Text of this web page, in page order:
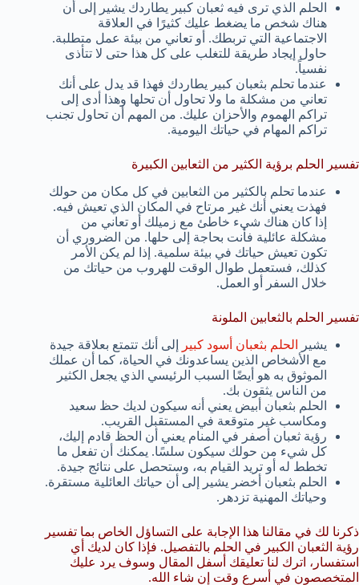
الحلم الذي ترى فيه ثعبان كبير يطاردك يشير إلى أن
هناك شخص ما يضغط عليك كثيرًا في العلاقة
الاجتماعية التي تربطك. أو تعاني من بيئة عمل متطلبة.
حاول إيجاد طريقة للتغلب على كل هذا حتى لا تتأذى
نفسياً.
عندما تحلم بثعبان كبير يطاردك فهذا قد يدل على أنك
تعاني من مشكلة ما ولا تحاول أن تحلها وهذا أدى إلى
تراكم الهموم والأحزان عليك. من المهم أن تحاول تجنب
تراكم المهام في حياتك اليومية.
تفسير الحلم برؤية الكثير من الثعابين الكبيرة
عندما تحلم بالكثير من الثعابين في كل مكان من حولك
فهذت يعني أنك غير مرتاح في المكان الذي تعيش فيه.
إذا كان هناك شيء خاطئ مع زميلك أو تعاني من
مشكلة عائلية فأنت بحاجة إلى حلها. من الضروري أن
تكون تعيش حياتك في بيئة سلمية. إذا لم يكن الأمر
كذلك، فستعمل طوال الوقت للهروب من حياتك من
خلال السفر أو العمل.
تفسير الحلم بالثعابين الملونة
يشير
الحلم بثعبان أسود كبير
إلى أنك تتمتع بعلاقة جيدة
مع الأشخاص الذين يساعدونك في الحياة، كما أن عملك
الموثوق به هو أيضًا السبب الرئيسي الذي يجعل الكثير
من الناس يثقون بك.
الحلم بثعبان أبيض يعني أنه سيكون لديك حظ سعيد
ومكاسب غير متوقعة في المستقبل القريب.
رؤية ثعبان أصفر في المنام يعني أن الحظ قادم إليك،
كل شيء من حولك سيكون سلسًا. يمكنك أن تفعل ما
تخطط له أو تريد القيام به، وستحصل على نتائج جيدة.
الحلم بثعبان أخضر يشير إلى أن حياتك العائلية مستقرة.
وحياتك المهنية تزدهر.
ذكرنا لك في مقالنا هذا الإجابة على التساؤل الخاص بما تفسير
رؤية الثعبان الكبير في الحلم بالتفصيل. فإذا كان لديك أي
استفسار، اترك لنا تعليقك أسفل المقال وسوف يرد عليك
المتخصصون في أسرع وقت إن شاء الله.